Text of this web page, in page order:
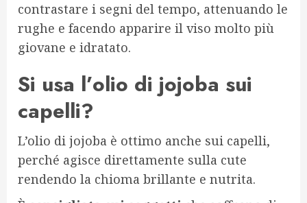
contrastare i segni del tempo, attenuando le
rughe e facendo apparire il viso molto più
giovane e idratato.
Si usa l’olio di jojoba sui
capelli?
L’olio di jojoba è ottimo anche sui capelli,
perché agisce direttamente sulla cute
rendendo la chioma brillante e nutrita.